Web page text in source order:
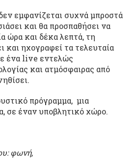
εμφανίζεται συχνά μπροστά
και θα προσπαθήσει να
ώρα και δέκα λεπτά, τη
και ηχογραφεί τα τελευταία
ένα live εντελώς
και ατμόσφαιρας από
πρόγραμμα, μια
σε έναν υποβλητικό χώρο.
φωνή,